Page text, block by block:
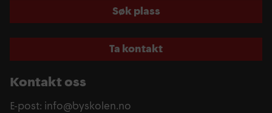
Søk plass
Ta kontakt
Kontakt oss
E-post: info@byskolen.no